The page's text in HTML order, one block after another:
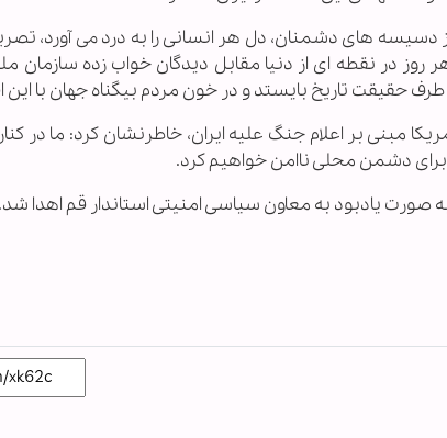
دسیسه های دشمنان، دل هر انسانی را به درد می آورد،
در نقطه ای از دنیا مقابل دیدگان خواب زده سازمان
حقیقت تاریخ بایستد و در خون مردم بیگناه جهان با این
مبنی بر اعلام جنگ علیه ایران، خاطرنشان کرد: ما در کنار
دشمن محلی ناامن خواهیم کرد.
صورت یادبود به معاون سیاسی امنیتی استاندار قم اهدا شد.